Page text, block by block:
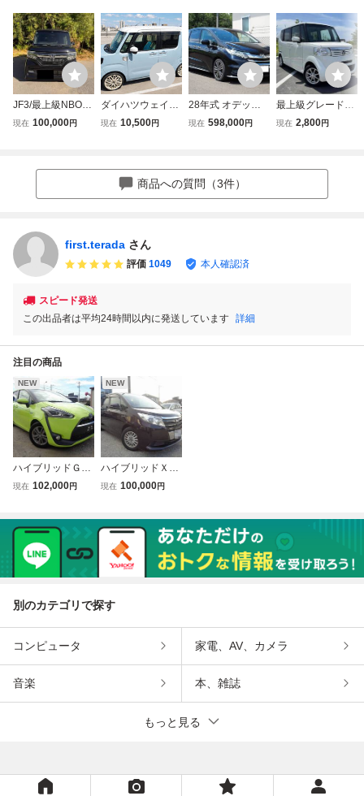
JF3/最上級NBOX
カスタムGターボL
現在 100,000円
ダイハツウェイク
最上級グレードG
6,250km】ナビTV
フリップモニター
現在 10,500円
28年式 オデッセ
イ アブソルート・
ーキ 両側パワスラ
ナビ TV Bモニタ
現在 598,000円
最上級グレード◆
GターボLパッケー
現在 2,800円
商品への質問（3件）
first.terada さん
評価 1049 本人確認済
スピード発送
この出品者は平均24時間以内に発送しています 詳細
注目の商品
NEW
ハイブリッドＧ
車検１０年８月
ビ バックカメ
ラ ステアリング
スイッチ オート
エアコン ＬＥＤ
現在 102,000円
NEW
ハイブリッドＸ
車検９年７月 修
純正ナビ Ｂカメ
ラ パワースライ
ドドア 後席純正
カーテン
現在 100,000円
別のカテゴリで探す
コンピュータ 家電、AV、カメラ
音楽 本、雑誌
もっと見る